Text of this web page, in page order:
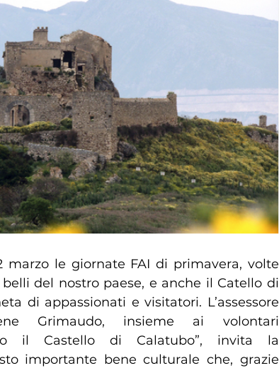
marzo le giornate FAI di primavera, volte
del nostro paese, e anche il Catello di
di appassionati e visitatori. L’assessore
Grimaudo, insieme ai volontari
il Castello di Calatubo”, invita la
importante bene culturale che, grazie